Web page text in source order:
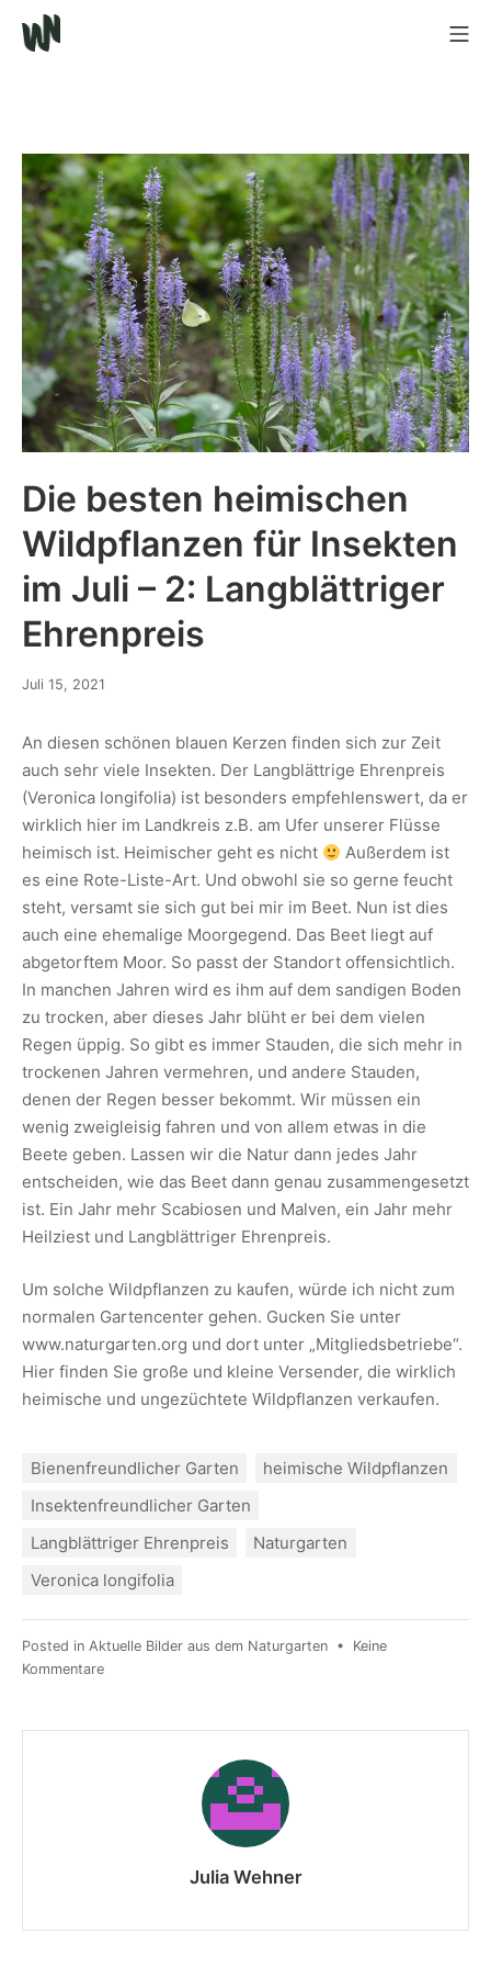
Die besten heimischen
Wildpflanzen für Insekten
im Juli – 2: Langblättriger
Ehrenpreis
Juli 15, 2021
An diesen schönen blauen Kerzen finden sich zur Zeit
auch sehr viele Insekten. Der Langblättrige Ehrenpreis
(Veronica longifolia) ist besonders empfehlenswert, da er
wirklich hier im Landkreis z.B. am Ufer unserer Flüsse
heimisch ist. Heimischer geht es nicht
Außerdem ist
es eine Rote-Liste-Art. Und obwohl sie so gerne feucht
steht, versamt sie sich gut bei mir im Beet. Nun ist dies
auch eine ehemalige Moorgegend. Das Beet liegt auf
abgetorftem Moor. So passt der Standort offensichtlich.
In manchen Jahren wird es ihm auf dem sandigen Boden
zu trocken, aber dieses Jahr blüht er bei dem vielen
Regen üppig. So gibt es immer Stauden, die sich mehr in
trockenen Jahren vermehren, und andere Stauden,
denen der Regen besser bekommt. Wir müssen ein
wenig zweigleisig fahren und von allem etwas in die
Beete geben. Lassen wir die Natur dann jedes Jahr
entscheiden, wie das Beet dann genau zusammengesetzt
ist. Ein Jahr mehr Scabiosen und Malven, ein Jahr mehr
Heilziest und Langblättriger Ehrenpreis.
Um solche Wildpflanzen zu kaufen, würde ich nicht zum
normalen Gartencenter gehen. Gucken Sie unter
www.naturgarten.org und dort unter „Mitgliedsbetriebe“.
Hier finden Sie große und kleine Versender, die wirklich
heimische und ungezüchtete Wildpflanzen verkaufen.
Bienenfreundlicher Garten
heimische Wildpflanzen
Insektenfreundlicher Garten
Langblättriger Ehrenpreis
Naturgarten
Veronica longifolia
Posted in Aktuelle Bilder aus dem Naturgarten • Keine
Kommentare
Julia Wehner